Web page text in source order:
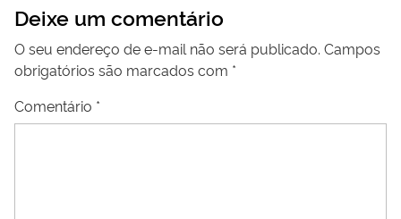
Deixe um comentário
O seu endereço de e-mail não será publicado. Campos
obrigatórios são marcados com *
Comentário *